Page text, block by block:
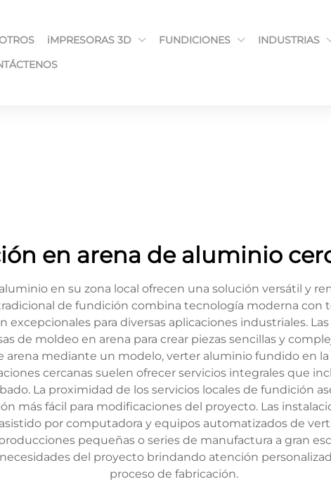
iMPRESORAS 3D FUNDICIONES
INDUSTRIAS
en arena de aluminio
en su zona local ofrecen una solución versátil y
de fundición combina tecnología moderna con
para diversas aplicaciones industriales.
de moldeo en arena para crear piezas sencillas y
arena mediante un modelo, verter aluminio fundido en
cercanas suelen ofrecer servicios integrales que
La proximidad de los servicios locales de fundición
más fácil para modificaciones del proyecto. Las
por computadora y equipos automatizados de
pequeñas o series de manufactura a gran
del proyecto brindando atención
proceso de fabricación.